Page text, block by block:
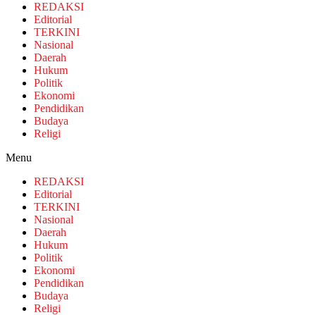
REDAKSI
Editorial
TERKINI
Nasional
Daerah
Hukum
Politik
Ekonomi
Pendidikan
Budaya
Religi
Menu
REDAKSI
Editorial
TERKINI
Nasional
Daerah
Hukum
Politik
Ekonomi
Pendidikan
Budaya
Religi